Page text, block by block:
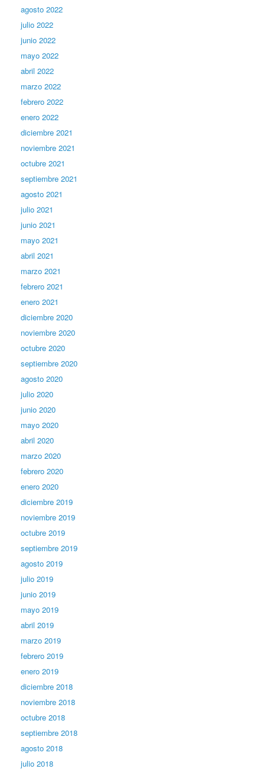
agosto 2022
julio 2022
junio 2022
mayo 2022
abril 2022
marzo 2022
febrero 2022
enero 2022
diciembre 2021
noviembre 2021
octubre 2021
septiembre 2021
agosto 2021
julio 2021
junio 2021
mayo 2021
abril 2021
marzo 2021
febrero 2021
enero 2021
diciembre 2020
noviembre 2020
octubre 2020
septiembre 2020
agosto 2020
julio 2020
junio 2020
mayo 2020
abril 2020
marzo 2020
febrero 2020
enero 2020
diciembre 2019
noviembre 2019
octubre 2019
septiembre 2019
agosto 2019
julio 2019
junio 2019
mayo 2019
abril 2019
marzo 2019
febrero 2019
enero 2019
diciembre 2018
noviembre 2018
octubre 2018
septiembre 2018
agosto 2018
julio 2018